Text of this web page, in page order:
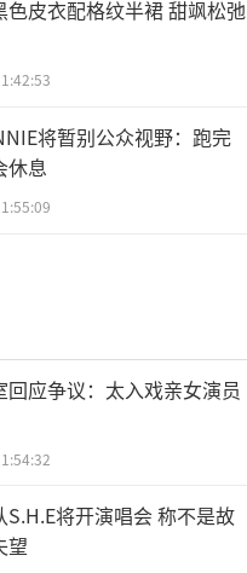
色皮衣配格纹半裙 甜飒松弛
将暂别公众视野：跑完
休息
回应争议：太入戏亲女演员
S.H.E将开演唱会 称不是故
望